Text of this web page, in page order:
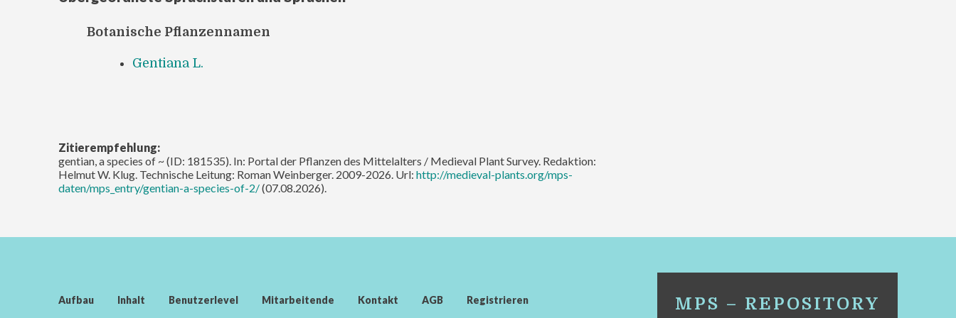
Botanische Pflanzennamen
Gentiana L.
Zitierempfehlung:
gentian, a species of ~ (ID: 181535). In: Portal der Pflanzen des Mittelalters / Medieval Plant Survey. Redaktion:
Helmut W. Klug. Technische Leitung: Roman Weinberger. 2009-2026. Url: http://medieval-plants.org/mps-
daten/mps_entry/gentian-a-species-of-2/(07.08.2026).
Aufbau Inhalt Benutzerlevel Mitarbeitende Kontakt AGB Registrieren MPS – REPOSITORY